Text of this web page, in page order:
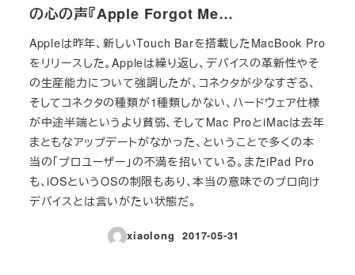
の心の声『Apple Forgot Me…
Appleは昨年、新しいTouch Barを搭載したMacBook Pro
をリリースした。Appleは繰り返し、デバイスの革新性やそ
の生産能力について強調したが、コネクタが少なすぎる、
そしてコネクタの種類が1種類しかない、ハードウェア仕様
が中途半端というより貧弱、そしてMac ProとiMacは去年
まともなアップデートがなかった、ということで多くの本
当の「プロユーザー」の不満を招いている。またiPad Pro
も、iOSというOSの制限もあり、本当の意味でのプロ向け
デバイスとは言いがたい状態だ。
xiaolong
投稿日
2017-05-31